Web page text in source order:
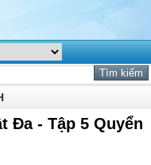
Đa - Tập 5 Quyển